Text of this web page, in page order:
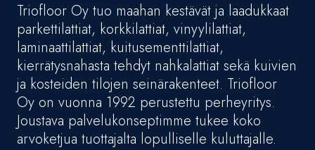
Triofloor Oy tuo maahan kestävät ja laadukkaat
parkettilattiat, korkkilattiat, vinyylilattiat,
laminaattilattiat, kuitusementtilattiat,
kierrätysnahasta tehdyt nahkalattiat sekä kuivien
ja kosteiden tilojen seinärakenteet. Triofloor
Oy on vuonna 1992 perustettu perheyritys.
Joustava palvelukonseptimme tukee koko
arvoketjua tuottajalta lopulliselle kuluttajalle.